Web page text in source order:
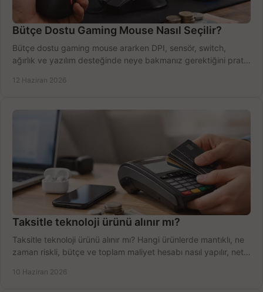
Bütçe Dostu Gaming Mouse Nasıl Seçilir?
Bütçe dostu gaming mouse ararken DPI, sensör, switch,
ağırlık ve yazılım desteğinde neye bakmanız gerektiğini pratik
12 Haziran 2026
Taksitle teknoloji ürünü alınır mı?
Taksitle teknoloji ürünü alınır mı? Hangi ürünlerde mantıklı, ne
zaman riskli, bütçe ve toplam maliyet hesabı nasıl yapılır, net
10 Haziran 2026